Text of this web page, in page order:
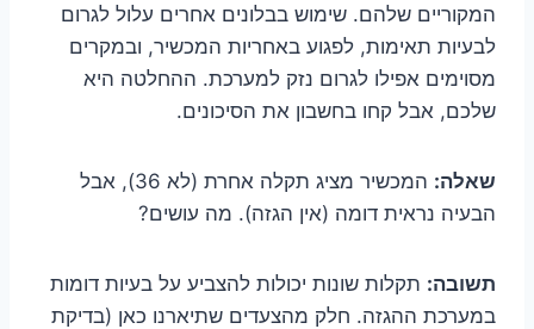
המקוריים שלהם. שימוש בבלונים אחרים עלול לגרום
לבעיות תאימות, לפגוע באחריות המכשיר, ובמקרים
מסוימים אפילו לגרום נזק למערכת. ההחלטה היא
שלכם, אבל קחו בחשבון את הסיכונים.
שאלה:
המכשיר מציג תקלה אחרת (לא 36), אבל
הבעיה נראית דומה (אין הגזה). מה עושים?
תשובה: תקלות שונות יכולות להצביע על בעיות דומות
במערכת ההגזה. חלק מהצעדים שתיארנו כאן (בדיקת